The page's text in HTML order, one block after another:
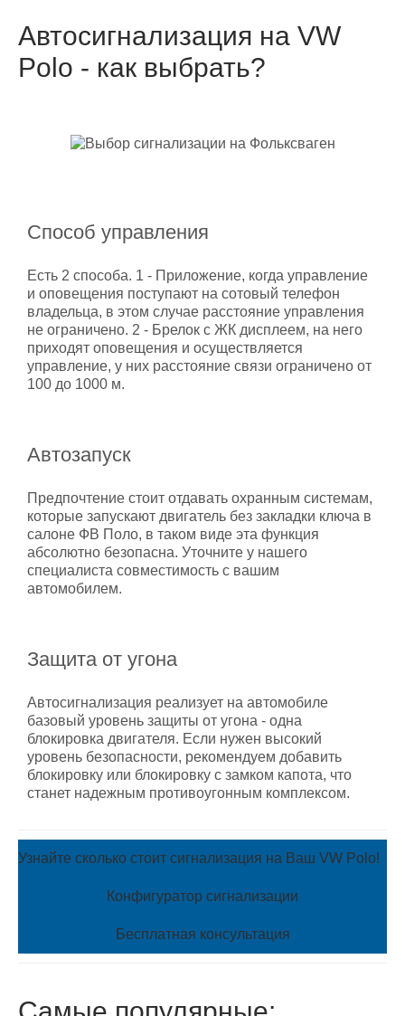
Автосигнализация на VW
Polo - как выбрать?
Способ управления
Есть 2 способа. 1 - Приложение, когда управление
и оповещения поступают на сотовый телефон
владельца, в этом случае расстояние управления
не ограничено. 2 - Брелок с ЖК дисплеем, на него
приходят оповещения и осуществляется
управление, у них расстояние связи ограничено от
100 до 1000 м.
Автозапуск
Предпочтение стоит отдавать охранным системам,
которые запускают двигатель без закладки ключа в
салоне ФВ Поло, в таком виде эта функция
абсолютно безопасна. Уточните у нашего
специалиста совместимость с вашим
автомобилем.
Защита от угона
Автосигнализация реализует на автомобиле
базовый уровень защиты от угона - одна
блокировка двигателя. Если нужен высокий
уровень безопасности, рекомендуем добавить
блокировку или блокировку с замком капота, что
станет надежным противоугонным комплексом.
Узнайте сколько стоит сигнализация на Ваш VW Polo!
Конфигуратор сигнализации
Бесплатная консультация